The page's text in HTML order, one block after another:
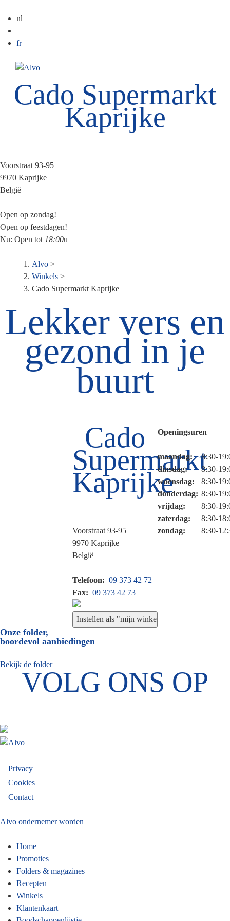
nl
|
fr
Cado Supermarkt
Kaprijke
Voorstraat 93-95
9970 Kaprijke
België
Open op zondag!
Open op feestdagen!
Nu: Open tot 18:00u
Kruimelpad
Alvo >
Winkels >
Cado Supermarkt Kaprijke
Lekker vers en
gezond in je
buurt
Cado
Supermarkt
Kaprijke
Voorstraat 93-95
9970 Kaprijke
België
Telefoon
09 373 42 72
Fax
09 373 42 73
Openingsuren
Dag
Time
slot
maandag:
8:30-
dinsdag:
8:30-
woensdag:
8:30-
donderdag: 8:30-
vrijdag:
8:30-
zaterdag:
8:30-
zondag:
8:30-
Onze folder,
boordevol aanbiedingen
Bekijk de folder
VOLG ONS OP
Footer
menu
Privacy
Cookies
Contact
Alvo ondernemer worden
Home
Promoties
Folders & magazines
Recepten
Winkels
Klantenkaart